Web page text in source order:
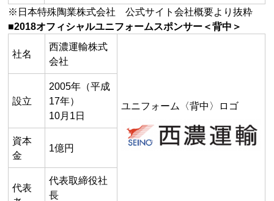
※日本特殊陶業株式会社 公式サイト会社概要より抜粋
■2018オフィシャルユニフォームスポンサー＜背中＞
社名
西濃運輸株式
会社
ユニフォーム〈背中〉ロゴ
設立
2005年（平成
17年）
10月1日
資本
金
1億円
代表
代表取締役社
長